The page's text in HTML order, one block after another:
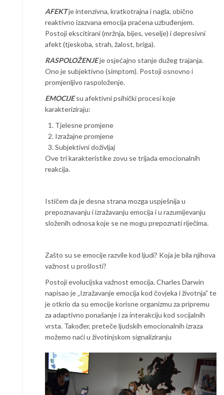
AFEKTje intenzivna, kratkotrajna i nagla, obično
reaktivno izazvana emocija praćena uzbuđenjem.
Postoji ekscitirani (mržnja, bijes, veselje) i depresivni
afekt (tjeskoba, strah, žalost, briga).
RASPOLOŽENJEje osjećajno stanje dužeg trajanja.
Ono je subjektivno (simptom). Postoji osnovno i
promjenljivo raspoloženje.
EMOCIJEsu afektivni psihički procesi koje
karakteriziraju:
Tjelesne promjene
Izražajne promjene
Subjektivni doživljaj
Ove tri karakteristike zovu se trijada emocionalnih
reakcija.
Ističem da je desna strana mozga uspješnija u
prepoznavanju i izražavanju emocija i u razumijevanju
složenih odnosa koje se ne mogu prepoznati riječima.
Zašto su se emocije razvile kod ljudi? Koja je bila njihova
važnost u prošlosti?
Postoji evolucijska važnost emocija. Charles Darwin
napisao je „Izražavanje emocija kod čovjeka i životnja” te
je otkrio da su emocije korisne organizmu za pripremu
za adaptivno ponašanje i za interakciju kod socijalnih
vrsta. Također, preteče ljudskih emocionalnih izraza
možemo naći u životinjskom signaliziranju